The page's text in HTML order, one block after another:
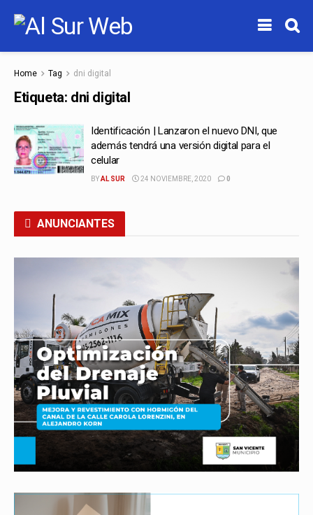
Home Tag dni digital
Etiqueta: dni digital
Identificación | Lanzaron el nuevo DNI, que
además tendrá una versión digital para el
celular
BYAL SUR 24 NOVIEMBRE, 2020 0
ANUNCIANTES